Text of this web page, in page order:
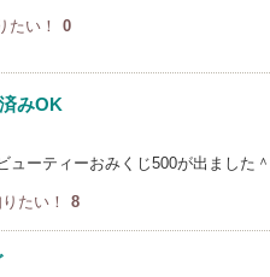
たい！ 0
みOK
ューティーおみくじ500が出ました
たい！ 8